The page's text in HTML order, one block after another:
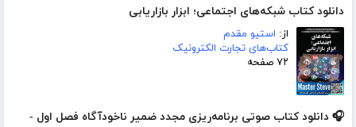
دانلود کتاب شبکه‌های اجتماعی؛ ابزار بازاریابی
از: استیو مقدم
کتاب‌های تجارت الکترونیک
۷۲ صفحه
🎧 دانلود کتاب صوتی برنامه‌ریزی مجدد ضمیر ناخودآگاه فصل اول -